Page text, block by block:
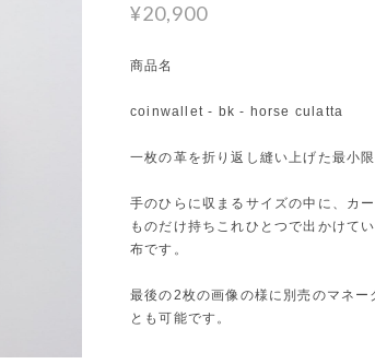
¥20,900
商品名
coinwallet - bk - horse culatta
一枚の革を折り返し縫い上げた最小
手のひらに収まるサイズの中に、カ
ものだけ持ちこれひとつで出かけて
布です。
最後の2枚の画像の様に別売のマネ
とも可能です。